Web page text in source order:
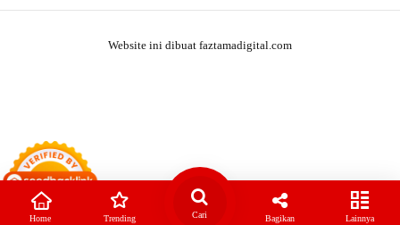
Website ini dibuat faztamadigital.com
Home Trending Cari Bagikan Lainnya